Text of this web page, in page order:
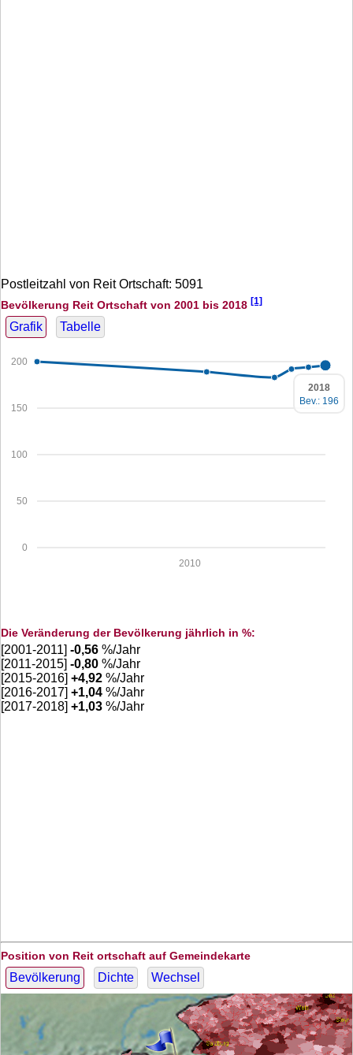
Postleitzahl von Reit Ortschaft: 5091
Bevölkerung Reit Ortschaft von 2001 bis 2018 [1]
Grafik Tabelle
0
50
100
150
200
2010
2018
Bev.: 196
Die Veränderung der Bevölkerung jährlich in %:
[2001-2011] -0,56 %/Jahr
[2011-2015] -0,80 %/Jahr
[2015-2016] +4,92 %/Jahr
[2016-2017] +1,04 %/Jahr
[2017-2018] +1,03 %/Jahr
Position von Reit ortschaft auf Gemeindekarte
Bevölkerung Dichte Wechsel